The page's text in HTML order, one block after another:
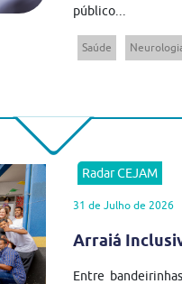
público...
Saúde
Radar CEJAM
31 de Julho de 2026
Arraiá
Entre